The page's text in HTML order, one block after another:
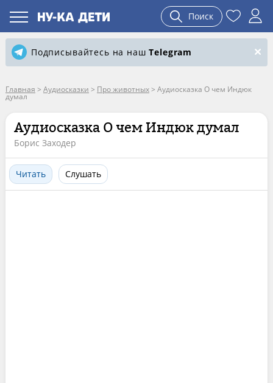
Поиск
Подписывайтесь на нашTelegram
Главная > Аудиосказки > Про животных> Аудиосказка О чем Индюк
думал
Аудиосказка О чем Индюк думал
Борис Заходер
Читать Слушать